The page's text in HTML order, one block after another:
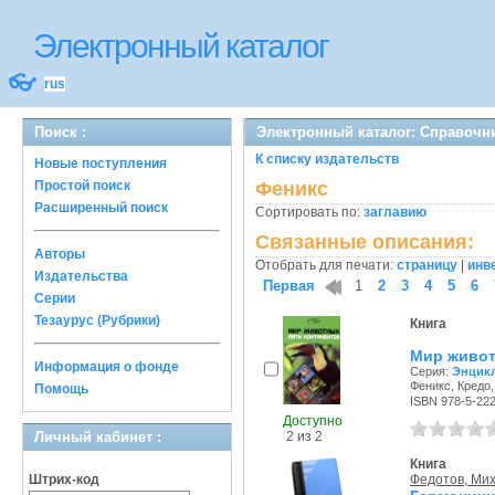
Электронный каталог
👓 rus
Поиск :
Новые поступления
Простой поиск
Расширенный поиск
Авторы
Издательства
Серии
Тезаурус (Рубрики)
Информация о фонде
Помощь
Личный кабинет :
Штрих-код
Электронный каталог:
К списку издательств
Феникс
Сортировать по: заглавию
Связанные описания:
Отобрать для печати: страницу
Первая 1 2 3 4 5 6
Доступно
2 из 2
Книга
Мир
Серия:
Феникс, Кредо,
ISBN 978-5-
Книга
Федотов,